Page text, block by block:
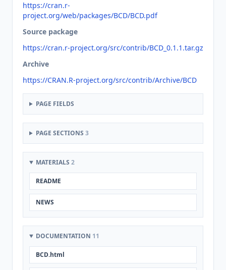
https://cran.r-
project.org/web/packages/BCD/BCD.pdf
Source package
https://cran.r-project.org/src/contrib/BCD_0.1.1.tar.gz
Archive
https://CRAN.R-project.org/src/contrib/Archive/BCD
PAGE FIELDS
PAGE SECTIONS 3
MATERIALS 2
README
NEWS
DOCUMENTATION 11
BCD.html